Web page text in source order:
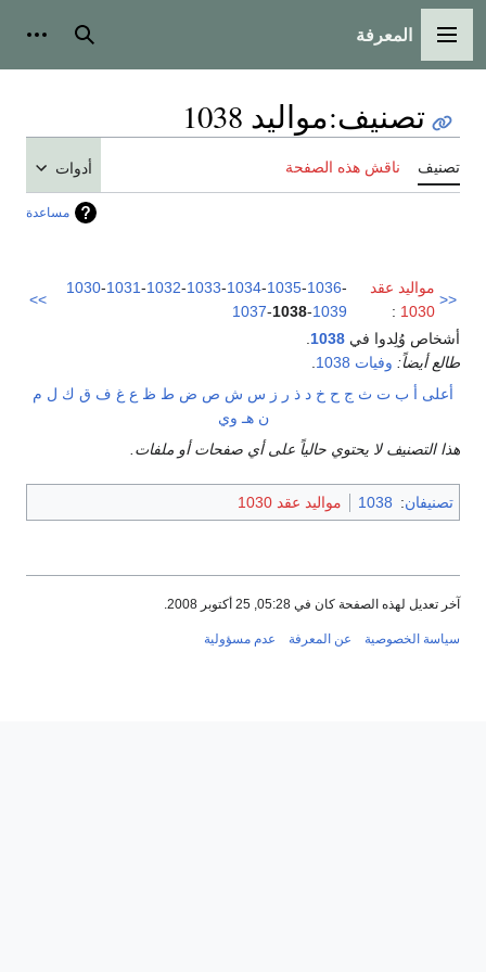
القائمة الرئيسية
المعرفة بحث
تصنيف:مواليد 1038
تصنيف ناقش هذه الصفحة أدوات
مساعدة
<<
مواليد عقد
1030
:
1030-1031-1032-1033-1034-1035-1036-
1037-1038-1039
>>
أشخاص وُلِدوا في 1038
طالع أيضاً: وفيات 1038
أعلى أ ب ت ث ج ح خ د ذ ر ز س ش ص ض ط ظ ع غ ف ق ك ل م
ن هـ وي
هذا التصنيف لا يحتوي حالياً على أي صفحات أو ملفات.
تصنيفان:
1038 مواليد عقد 1030
آخر تعديل لهذه الصفحة كان في 05:28, 25 أكتوبر 2008.
سياسة الخصوصية عن المعرفة عدم مسؤولية